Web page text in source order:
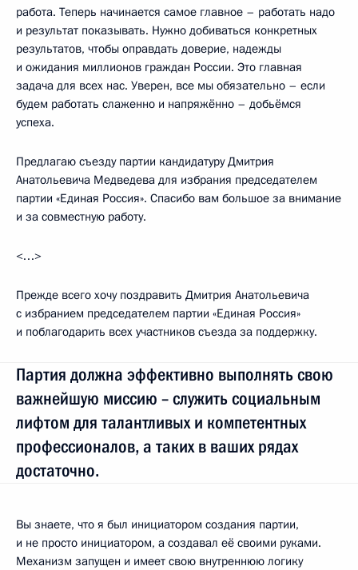
работа. Теперь начинается самое главное – работать надо
и результат показывать. Нужно добиваться конкретных
результатов, чтобы оправдать доверие, надежды
и ожидания миллионов граждан России. Это главная
задача для всех нас. Уверен, все мы обязательно – если
будем работать слаженно и напряжённо – добьёмся
успеха.
Предлагаю съезду партии кандидатуру Дмитрия
Анатольевича Медведева для избрания председателем
партии «Единая Россия». Спасибо вам большое за внимание
и за совместную работу.
<…>
Прежде всего хочу поздравить Дмитрия Анатольевича
с избранием председателем партии «Единая Россия»
и поблагодарить всех участников съезда за поддержку.
Партия должна эффективно выполнять свою
важнейшую миссию – служить социальным
лифтом для талантливых и компетентных
профессионалов, а таких в ваших рядах
достаточно.
Вы знаете, что я был инициатором создания партии,
и не просто инициатором, а создавал её своими руками.
Механизм запущен и имеет свою внутреннюю логику